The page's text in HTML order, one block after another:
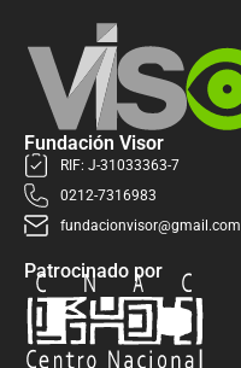
Fundación Visor
RIF: J-31033363-7
0212-7316983
fundacionvisor@gmail.com
Patrocinado por